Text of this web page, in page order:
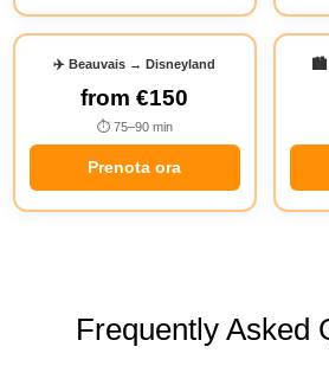
✈️ Beauvais → Disneyland
from€150
⏱ 75–90 min
Prenota ora
🏙️
Frequently Asked